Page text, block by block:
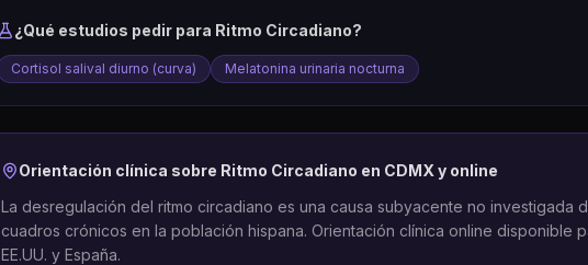
¿Qué estudios pedir para Ritmo Circadiano?
Cortisol salival diurno (curva) Melatonina urinaria nocturna
Orientación clínica sobre Ritmo Circadiano en CDMX y online
La desregulación del ritmo circadiano es una causa subyacente no investigada
cuadros crónicos en la población hispana. Orientación clínica online disponible
EE.UU. y España.